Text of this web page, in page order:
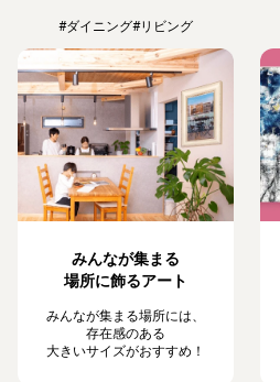
#ダイニング#リビング
みんなが集まる
場所に飾るアート
みんなが集まる場所には、
存在感のある
大きいサイズがおすすめ！